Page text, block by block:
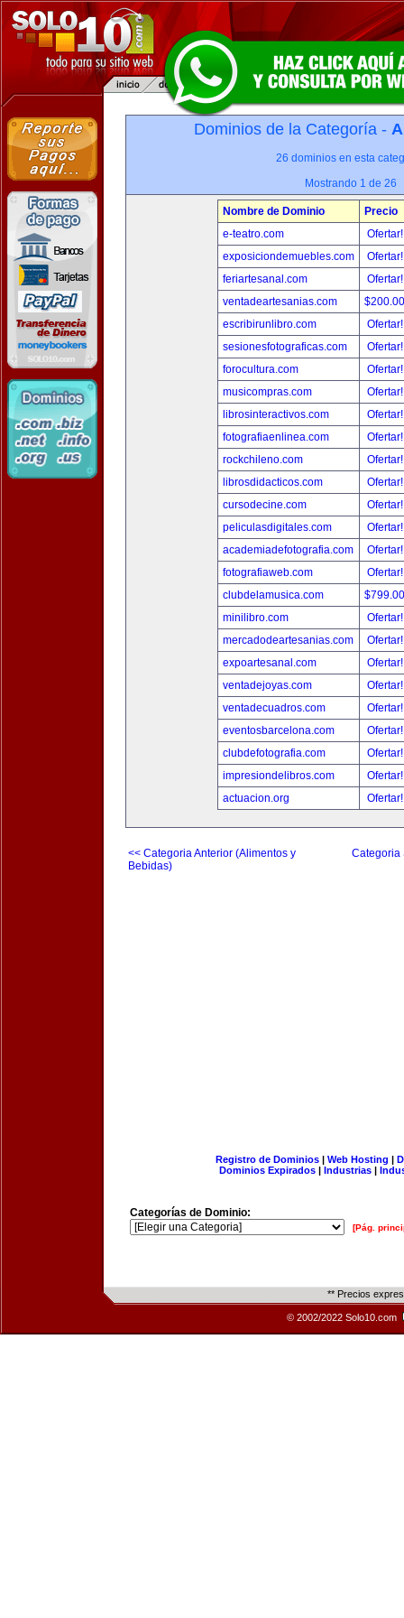
Dominios de la Categoría -
26 dominios en esta
Mostrando 1 de 26
Nombre de Dominio
Precio
e-teatro.com
exposiciondemuebles.com
feriartesanal.com
ventadeartesanias.com
escribirunlibro.com
sesionesfotograficas.com
forocultura.com
musicompras.com
librosinteractivos.com
fotografiaenlinea.com
rockchileno.com
librosdidacticos.com
cursodecine.com
peliculasdigitales.com
academiadefotografia.com
fotografiaweb.com
clubdelamusica.com
minilibro.com
mercadodeartesanias.com
expoartesanal.com
ventadejoyas.com
ventadecuadros.com
eventosbarcelona.com
clubdefotografia.com
impresiondelibros.com
actuacion.org
<< Categoria Anterior (Alimentos y
Bebidas)
Categoria
Registro de Dominios| Web Hosting |
Dominios Expirados | Industrias |
Categorías de Dominio:
[Pág.
** Precios
© 2002/2022 Solo10.com